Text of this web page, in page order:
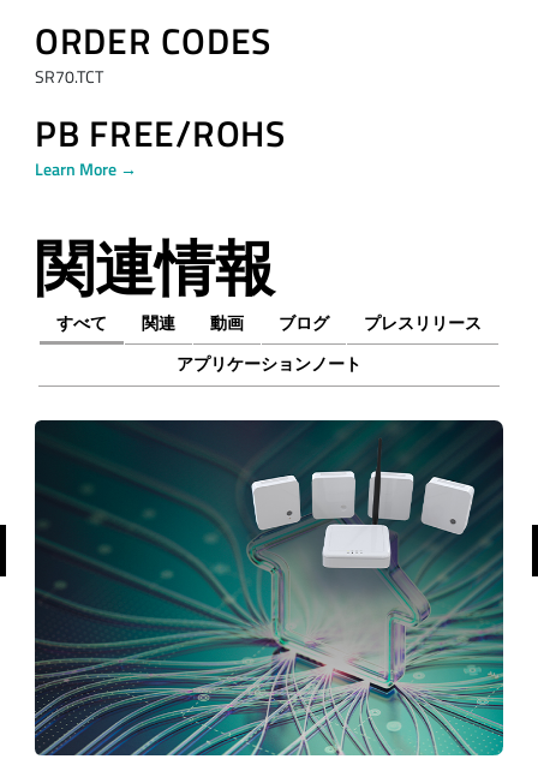
ORDER CODES
SR70.TCT
PB FREE/ROHS
Learn More →
関連情報
すべて 関連 動画 ブログ
プレスリリース
アプリケーションノート